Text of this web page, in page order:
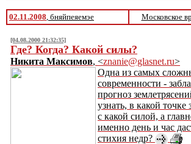
02.11.2008, бняйпеяемэе Московское
[04.08.2000 21:32:35]
Где? Когда? Какой силы?
Никита Максимов, <znanie@glasnet.ru>
Одна из самых
современности -
прогноз
узнать, в какой точке
с какой силой, а
именно день и час
стихия недр?